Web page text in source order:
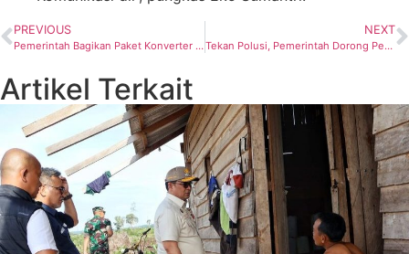
PREVIOUS
Pemerintah Bagikan Paket Konverter Kit Ke Nelayan
NEXT
Tekan Polusi, Pemerintah Dorong Percepatan Kendaraan Bermotor Listrik
Artikel Terkait